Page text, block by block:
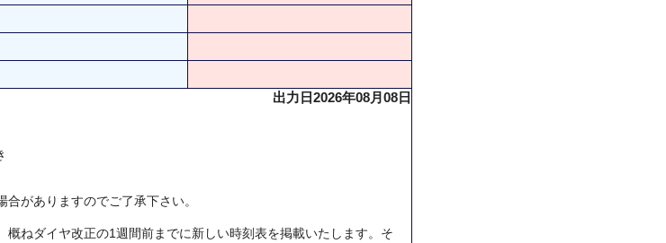
出力日2026年08月08日
がありますのでご了承下さい。
ねダイヤ改正の1週間前までに新しい時刻表を掲載いたします。そ